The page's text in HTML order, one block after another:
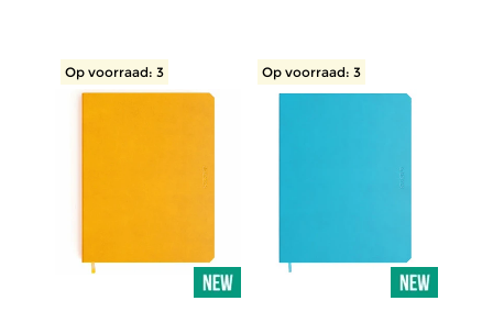
Op voorraad: 3 Op voorraad: 3